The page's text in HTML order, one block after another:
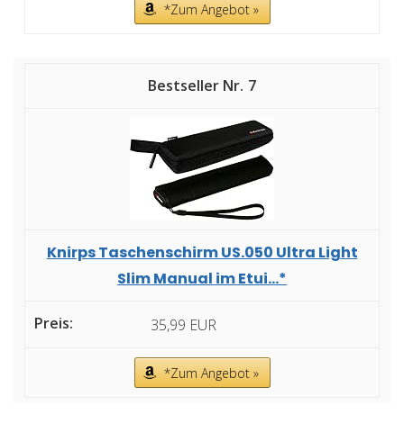
*Zum Angebot »
7
Knirps Taschenschirm US.050 Ultra Light
Slim Manual im Etui...*
35,99 EUR
*Zum Angebot »